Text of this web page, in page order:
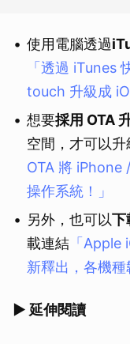
使用電腦透過
「透過 iTunes
touch 升級成
想要採用 OTA
空間，才可以
OTA 將 iPhone
操作系統！」
另外，也可以下
載連結 「
新釋出，各機種
▶ 延伸閱讀